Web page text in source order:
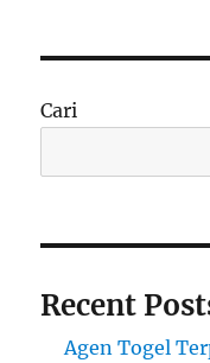
Cari
Recent
Agen Togel